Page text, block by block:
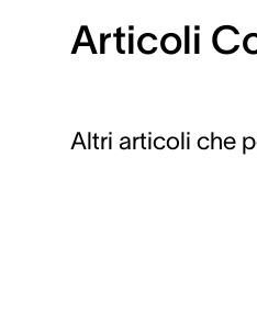
Articoli
Altri articoli che